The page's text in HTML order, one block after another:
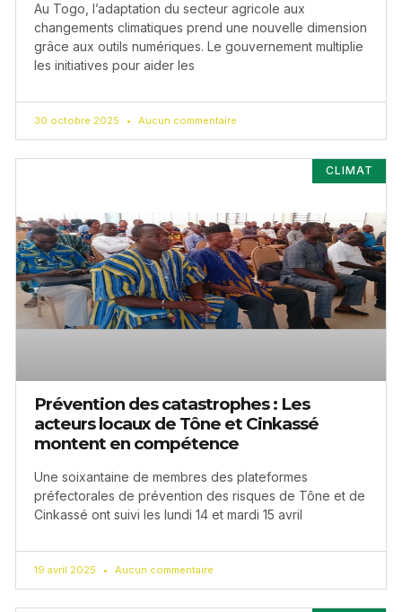
Au Togo, l’adaptation du secteur agricole aux
changements climatiques prend une nouvelle dimension
grâce aux outils numériques. Le gouvernement multiplie
les initiatives pour aider les
30 octobre 2025 Aucun commentaire
CLIMAT
Prévention des catastrophes : Les
acteurs locaux de Tône et Cinkassé
montent en compétence
Une soixantaine de membres des plateformes
préfectorales de prévention des risques de Tône et de
Cinkassé ont suivi les lundi 14 et mardi 15 avril
19 avril 2025 Aucun commentaire